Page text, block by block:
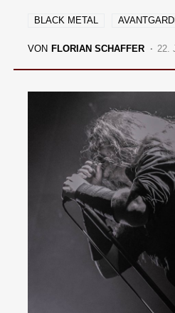
BLACK METAL
VON FLORIAN SCHAFFER 22.